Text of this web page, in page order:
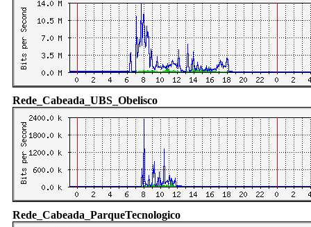
Rede_Cabeada_UBS_Obelisco
Rede_Cabeada_ParqueTecnologico